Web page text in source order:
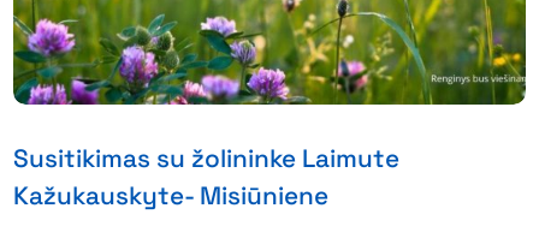
Susitikimas su žolininke Laimute
Kažukauskyte- Misiūniene